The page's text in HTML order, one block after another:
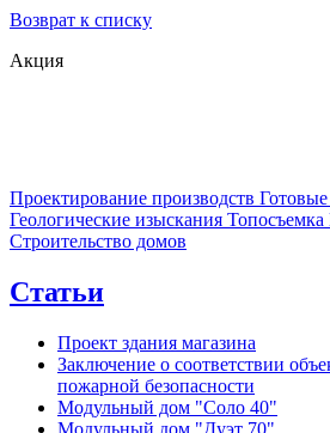
Возврат к списку
Акция
Проектирование производств
Геологические изыскания Топосъемка
Строительство домов
Статьи
Проект здания магазина
Заключение о соответствии
пожарной безопасности
Модульный дом "Соло 40"
Модульный дом "Дуэт 70"